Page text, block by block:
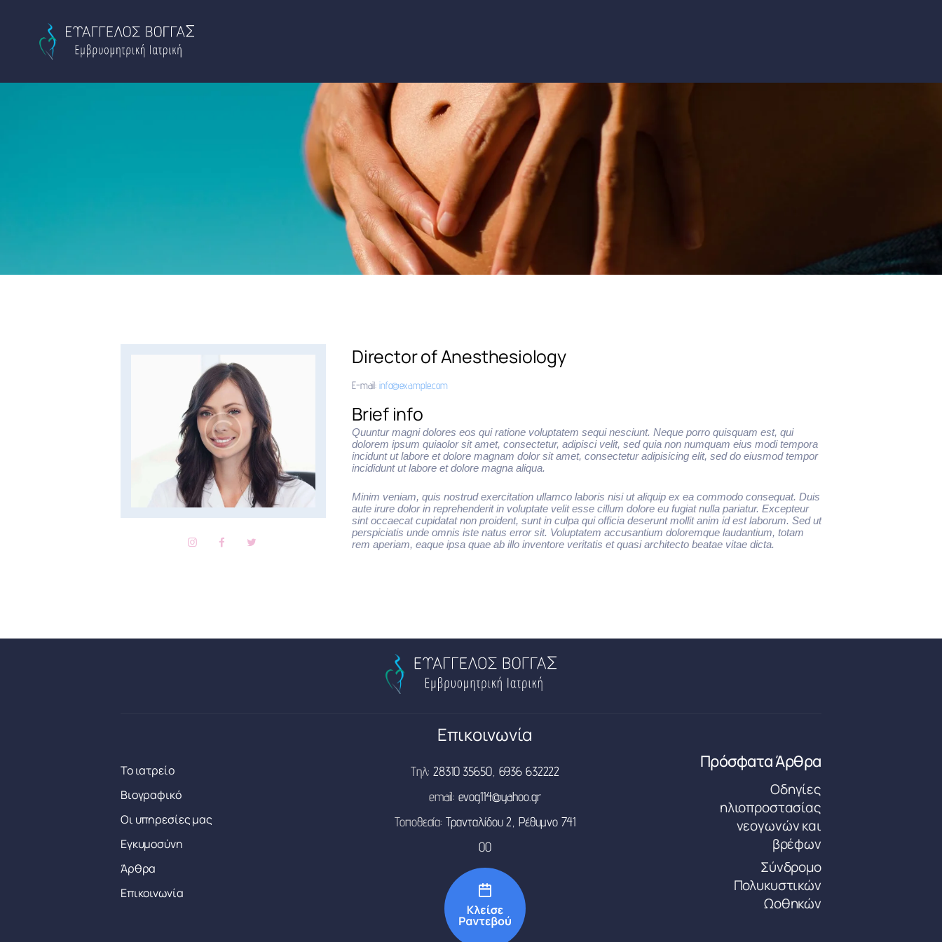
DR. LAUREN GRANT
Επικοινωνία
Director of Anesthesiology
E-mail: info@example.com
Brief info
Quuntur magni dolores eos qui ratione voluptatem sequi nesciunt. Neque porro quisquam est, qui
dolorem ipsum quiaolor sit amet, consectetur, adipisci velit, sed quia non numquam eius modi tempora
incidunt ut labore et dolore magnam dolor sit amet, consectetur adipisicing elit, sed do eiusmod tempor
incididunt ut labore et dolore magna aliqua.
Minim veniam, quis nostrud exercitation ullamco laboris nisi ut aliquip ex ea commodo consequat. Duis
aute irure dolor in reprehenderit in voluptate velit esse cillum dolore eu fugiat nulla pariatur. Excepteur
sint occaecat cupidatat non proident, sunt in culpa qui officia deserunt mollit anim id est laborum. Sed ut
perspiciatis unde omnis iste natus error sit. Voluptatem accusantium doloremque laudantium, totam
rem aperiam, eaque ipsa quae ab illo inventore veritatis et quasi architecto beatae vitae dicta.
Το ιατρείο
Βιογραφικό
Οι υπηρεσίες μας
Εγκυμοσύνη
Άρθρα
Επικοινωνία
Επικοινωνία
Τηλ:28310 35650, 6936 632222
email: evog114@yahoo.gr
Τοποθεσία: Τρανταλίδου 2, Ρέθυμνο 741
00
Πρόσφατα Άρθρα
Οδηγίες
ηλιοπροστασίας
νεογωνών και
βρέφων
Σύνδρομο
Πολυκυστικών
Ωοθηκών